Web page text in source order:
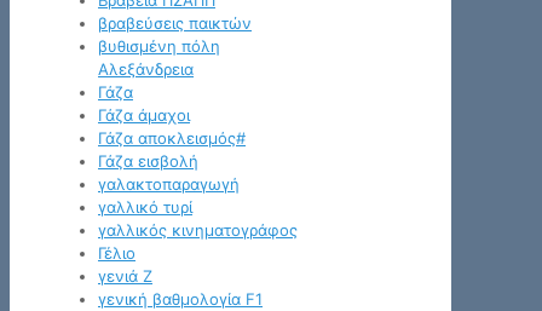
βραβεύσεις παικτών
βυθισμένη πόλη
Αλεξάνδρεια
Γάζα
Γάζα άμαχοι
Γάζα αποκλεισμός#
Γάζα εισβολή
γαλακτοπαραγωγή
γαλλικό τυρί
γαλλικός κινηματογράφος
Γέλιο
γενιά Z
γενική βαθμολογία F1